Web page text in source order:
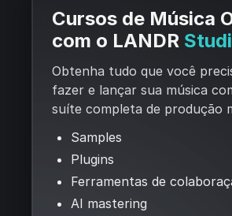
Cursos de Música
com o LANDR
Obtenha tudo que você
fazer e lançar sua música
suíte completa de produção
Samples
Plugins
Ferramentas de
AI mastering